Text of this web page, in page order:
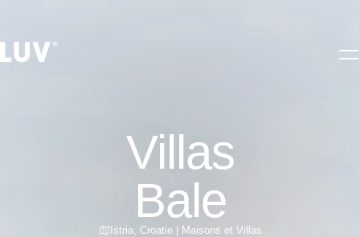
Villas
Bale
Istria, Croatie| Maisons et Villas